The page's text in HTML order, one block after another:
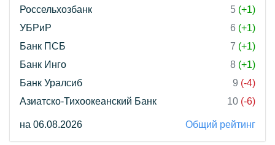
Россельхозбанк
5 (+1)
УБРиР
6 (+1)
Банк ПСБ
7 (+1)
Банк Инго
8 (+1)
Банк Уралсиб
9 (-4)
Азиатско-Тихоокеанский Банк
10 (-6)
на 06.08.2026 Общий рейтинг